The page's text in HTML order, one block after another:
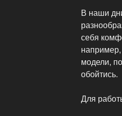
В наши
себя
модели,
обойтись.
Для